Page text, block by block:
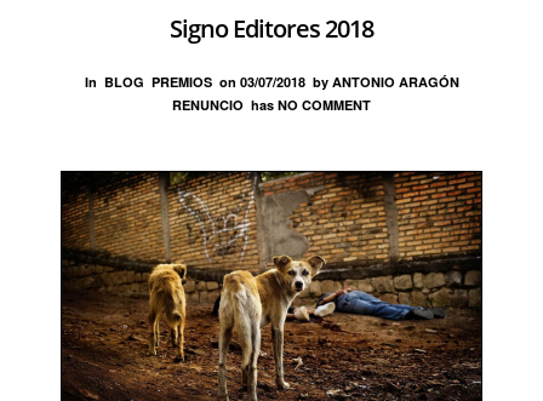
Signo Editores 2018
In BLOG PREMIOSon 03/07/2018by ANTONIO ARAGÓN
RENUNCIO has NO COMMENT